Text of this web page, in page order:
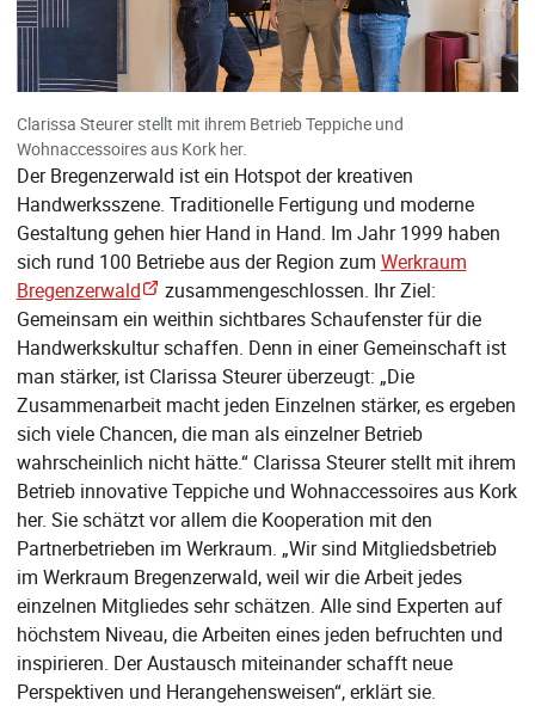
Clarissa Steurer stellt mit ihrem Betrieb Teppiche und
Wohnaccessoires aus Kork her.
Der Bregenzerwald ist ein Hotspot der kreativen
Handwerksszene. Traditionelle Fertigung und moderne
Gestaltung gehen hier Hand in Hand. Im Jahr 1999 haben
sich rund 100 Betriebe aus der Region zum Werkraum
Bregenzerwald
zusammengeschlossen. Ihr Ziel:
Gemeinsam ein weithin sichtbares Schaufenster für die
Handwerkskultur schaffen. Denn in einer Gemeinschaft ist
man stärker, ist Clarissa Steurer überzeugt: „Die
Zusammenarbeit macht jeden Einzelnen stärker, es ergeben
sich viele Chancen, die man als einzelner Betrieb
wahrscheinlich nicht hätte.“ Clarissa Steurer stellt mit ihrem
Betrieb innovative Teppiche und Wohnaccessoires aus Kork
her. Sie schätzt vor allem die Kooperation mit den
Partnerbetrieben im Werkraum. „Wir sind Mitgliedsbetrieb
im Werkraum Bregenzerwald, weil wir die Arbeit jedes
einzelnen Mitgliedes sehr schätzen. Alle sind Experten auf
höchstem Niveau, die Arbeiten eines jeden befruchten und
inspirieren. Der Austausch miteinander schafft neue
Perspektiven und Herangehensweisen“, erklärt sie.